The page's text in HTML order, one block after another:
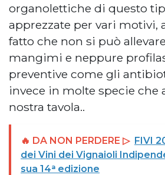
organolettiche di questo
apprezzate per vari motivi,
fatto che non si può
mangimi e neppure
preventive come gli
invece in molte specie che
nostra tavola..
🔥 DA NON PERDERE ▷ FIVI
dei Vini dei Vignaioli
sua 14ᵃ edizione